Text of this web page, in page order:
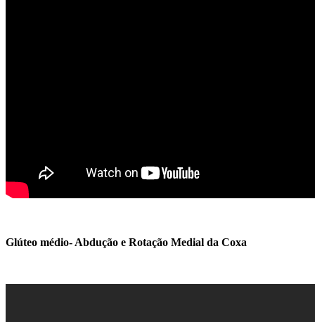
Glúteo médio- Abdução e Rotação Medial da Coxa